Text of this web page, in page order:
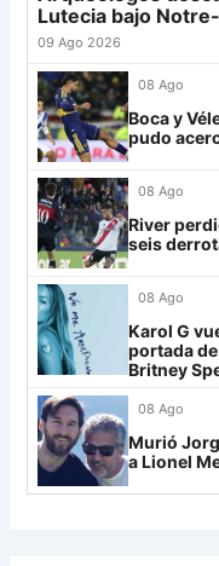
Mirassol
Lanús
Always Ready
Grupo H
IDV
Rosario Central
UCV FC
26 Central Córdoba
27 Platense
28 Riestra
29 Aldosivi
30 Estudiantes RC
Lutecia bajo
09 Ago 2026
08 Ago
Boca y
pudo
08 Ago
River
seis
08 Ago
Karol G
portada
Britney
08 Ago
Murió
a Lionel